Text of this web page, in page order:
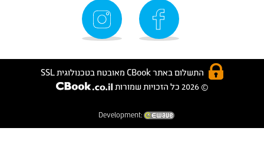
התשלום באתר CBook מאובטח בטכנולוגית SSL
© 2026 כל הזכויות שמורות
Development: